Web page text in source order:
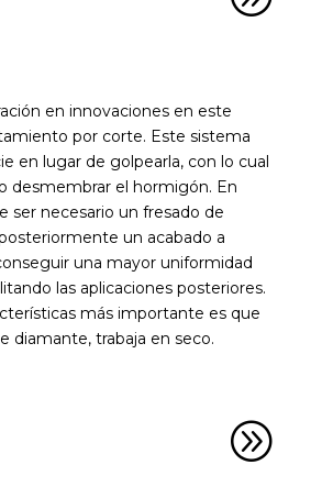
en innovaciones en este
por corte. Este sistema
en lugar de golpearla, con lo cual
desmembrar el hormigón. En
ser necesario un fresado de
un acabado a
una mayor uniformidad
las aplicaciones posteriores.
más importante es que
diamante, trabaja en seco.
A